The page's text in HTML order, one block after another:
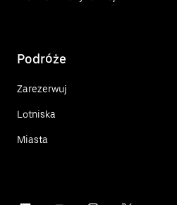
Podróże
Zarezerwuj
Lotniska
Miasta